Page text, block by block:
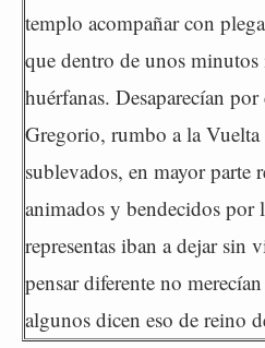
templo acompañar con
que dentro de unos
huérfanas. Desaparecían
Gregorio, rumbo a la
sublevados, en mayor parte
animados y bendecidos por
representas iban a dejar sin
pensar diferente no
algunos dicen eso de reino